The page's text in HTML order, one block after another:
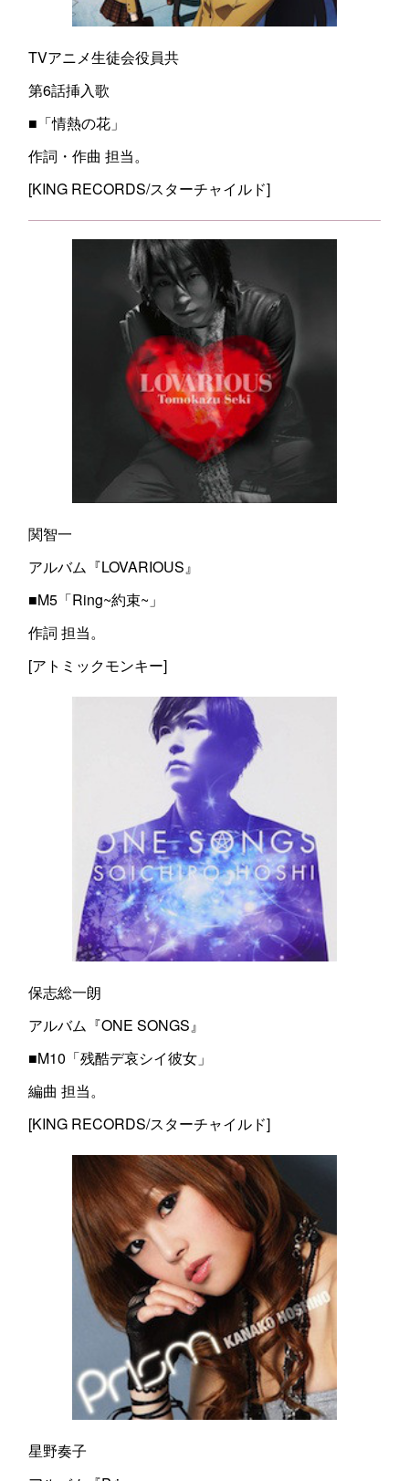
TVアニメ生徒会役員共
第6話挿入歌
■「情熱の花」
作詞・作曲 担当。
[KING RECORDS/スターチャイルド]
関智一
アルバム『LOVARIOUS』
■M5「Ring~約束~」
作詞 担当。
[アトミックモンキー]
保志総一朗
アルバム『ONE SONGS』
■M10「残酷デ哀シイ彼女」
編曲 担当。
[KING RECORDS/スターチャイルド]
星野奏子